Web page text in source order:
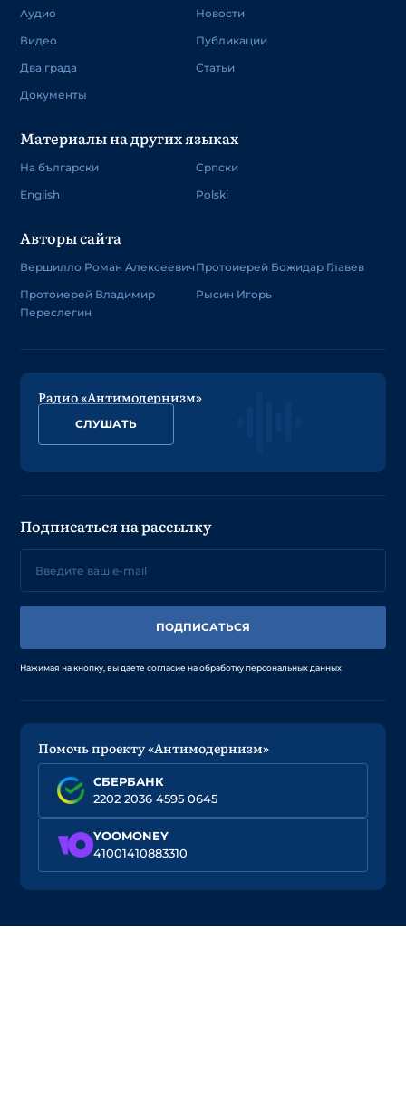
Аудио
Видео
Два града
Документы
Новости
Публикации
Статьи
Материалы на других языках
На български
English
Српски
Polski
Авторы сайта
Вершилло Роман Алексеевич
Протоиерей Владимир
Переслегин
Протоиерей Божидар Главев
Рысин Игорь
Радио «Антимодернизм»
СЛУШАТЬ
Подписаться на рассылку
ПОДПИСАТЬСЯ
Нажимая на кнопку, вы даете согласие на обработку персональных данных
Помочь проекту «Антимодернизм»
СБЕРБАНК
2202 2036 4595 0645
YOOMONEY
41001410883310